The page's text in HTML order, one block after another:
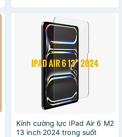
Kính cường lực iPad Air 6 M2
13 inch 2024 trong suốt